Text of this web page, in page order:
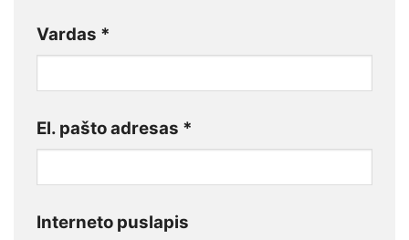
Vardas *
El. pašto adresas *
Interneto puslapis